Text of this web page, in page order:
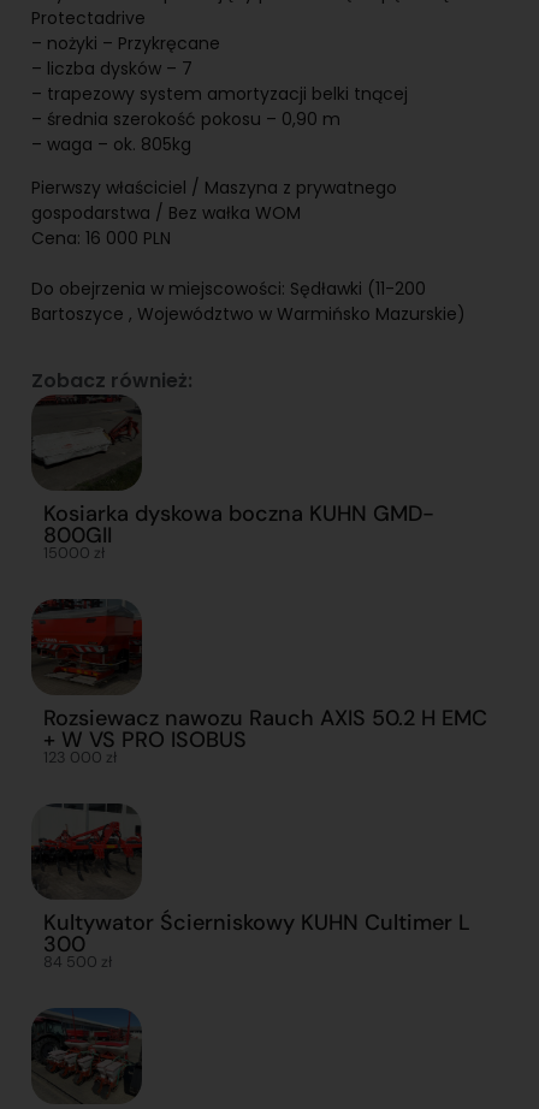
Protectadrive
– nożyki – Przykręcane
– liczba dysków – 7
– trapezowy system amortyzacji belki tnącej
– średnia szerokość pokosu – 0,90 m
– waga – ok. 805kg
Pierwszy właściciel / Maszyna z prywatnego
gospodarstwa / Bez wałka WOM
Cena: 16 000 PLN
Do obejrzenia w miejscowości: Sędławki (11-200
Bartoszyce , Województwo w Warmińsko Mazurskie)
Zobacz również:
Kosiarka dyskowa boczna KUHN GMD-
800GII
15000 zł
Rozsiewacz nawozu Rauch AXIS 50.2 H EMC
+ W VS PRO ISOBUS
123 000 zł
Kultywator Ścierniskowy KUHN Cultimer L
300
84 500 zł